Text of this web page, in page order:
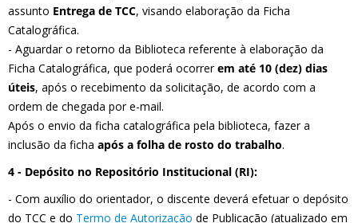
assunto Entrega de TCC, visando elaboração da Ficha
Catalográfica.
- Aguardar o retorno da Biblioteca referente à elaboração da
Ficha Catalográfica, que poderá ocorrerem até 10 (dez) dias
úteis, após o recebimento da solicitação, de acordo com a
ordem de chegada por e-mail.
Após o envio da ficha catalográfica pela biblioteca, fazer a
inclusão da ficha após a folha de rosto do trabalho.
4 - Depósito no Repositório Institucional (RI):
- Com auxílio do orientador, o discente deverá efetuar o depósito
do TCC e do Termo de Autorização de Publicação (atualizado em